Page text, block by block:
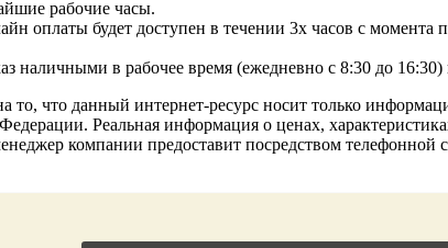
рабочие часы.
оплаты будет доступен в течении 3х часов с момента
наличными в рабочее время (ежедневно с 8:30 до
что данный интернет-ресурс носит только
Реальная информация о ценах,
компании предоставит посредством